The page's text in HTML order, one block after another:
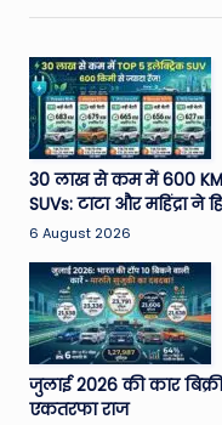
&
M
o
vi
e
N
e
w
s
A
30 लाख से कम में 600
SUVs: टाटा और महिंद्रा ने
6 August 2026
जुलाई 2026 की कार
एकतरफा राज